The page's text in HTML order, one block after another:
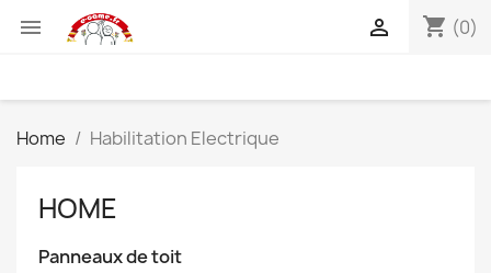
 shopping_cart (0)

Home Habilitation Electrique
HOME
Panneaux de toit